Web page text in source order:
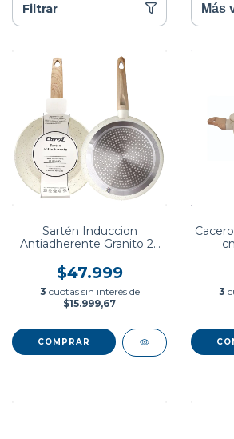
Filtrar
Sartén Induccion
Antiadherente Granito 26
$47.999
3 cuotas sin interés de
$15.999,67
3